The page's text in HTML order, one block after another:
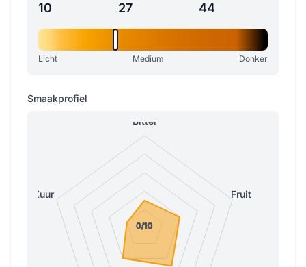
10 27 44
Licht Medium Donker
Smaakprofiel
Bitter
Fruitig
Zuur
0/10
0/10
1/10
0/10
0/10